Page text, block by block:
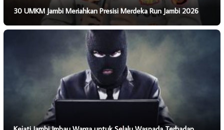
30 UMKM Jambi Meriahkan Presisi Merdeka Run Jambi 2026